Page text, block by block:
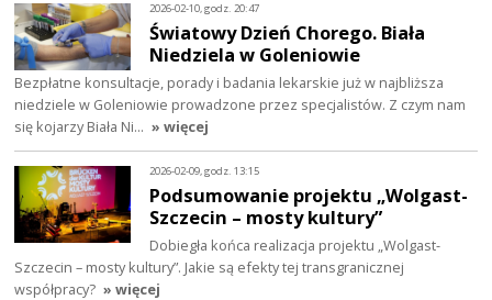
2026-02-10, godz. 20:47
Światowy Dzień Chorego. Biała
Niedziela w Goleniowie
Bezpłatne konsultacje, porady i badania lekarskie już w najbliższa
niedziele w Goleniowie prowadzone przez specjalistów. Z czym nam
się kojarzy Biała Ni… » więcej
2026-02-09, godz. 13:15
Podsumowanie projektu „Wolgast-
Szczecin – mosty kultury”
Dobiegła końca realizacja projektu „Wolgast-
Szczecin – mosty kultury”. Jakie są efekty tej transgranicznej
współpracy? » więcej